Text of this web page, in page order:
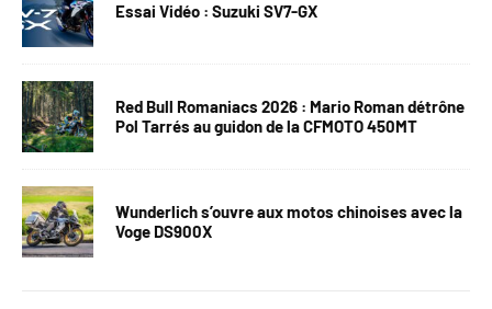
Essai Vidéo : Suzuki SV7-GX
Red Bull Romaniacs 2026 : Mario Roman détrône
Pol Tarrés au guidon de la CFMOTO 450MT
Wunderlich s’ouvre aux motos chinoises avec la
Voge DS900X